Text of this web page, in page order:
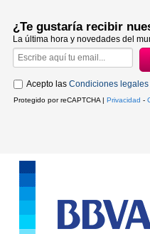
¿Te gustaría recibir
La última hora y novedades del
Acepto las Condiciones legales
Protegido por reCAPTCHA | Privacidad -